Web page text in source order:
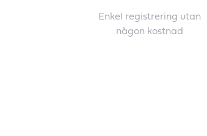
Enkel registrering utan
någon kostnad